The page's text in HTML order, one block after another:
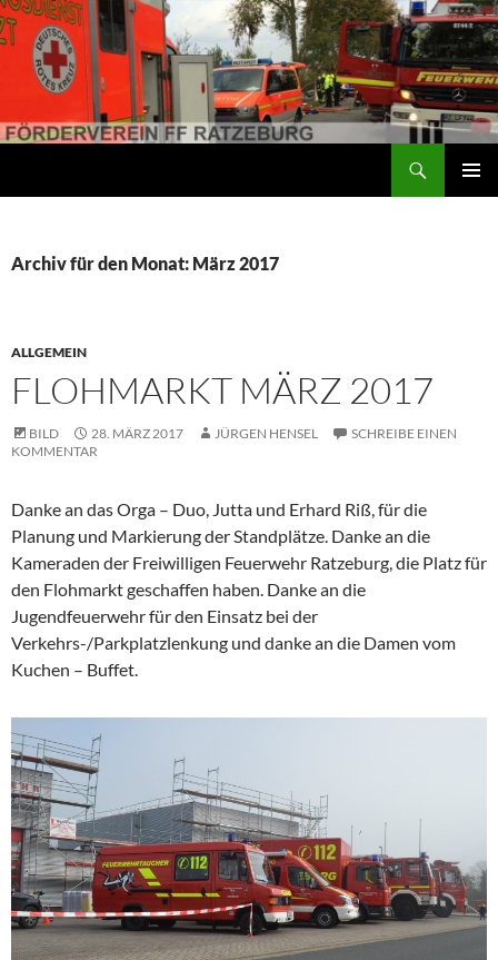
Förderverein der Freiwilligen Feuerwehr Ratzeburg
Archiv für den Monat: März 2017
ALLGEMEIN
FLOHMARKT MÄRZ 2017
BILD 28. MÄRZ 2017 JÜRGEN HENSEL
SCHREIBE EINEN
KOMMENTAR
Danke an das Orga – Duo, Jutta und Erhard Riß, für die
Planung und Markierung der Standplätze. Danke an die
Kameraden der Freiwilligen Feuerwehr Ratzeburg, die Platz für
den Flohmarkt geschaffen haben. Danke an die
Jugendfeuerwehr für den Einsatz bei der
Verkehrs-/Parkplatzlenkung und danke an die Damen vom
Kuchen – Buffet.